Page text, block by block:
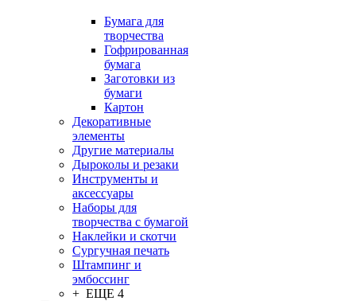
Бумага для
творчества
Гофрированная
бумага
Заготовки из
бумаги
Картон
Декоративные
элементы
Другие материалы
Дыроколы и резаки
Инструменты и
аксессуары
Наборы для
творчества с бумагой
Наклейки и скотчи
Сургучная печать
Штампинг и
эмбоссинг
+ ЕЩЕ 4